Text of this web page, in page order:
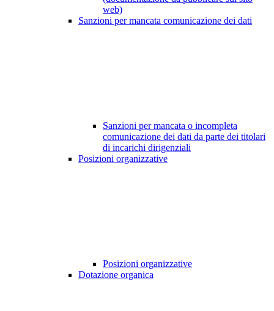
web)
Sanzioni per mancata comunicazione dei dati
Sanzioni per mancata o incompleta
comunicazione dei dati da parte dei titolari
di incarichi dirigenziali
Posizioni organizzative
Posizioni organizzative
Dotazione organica